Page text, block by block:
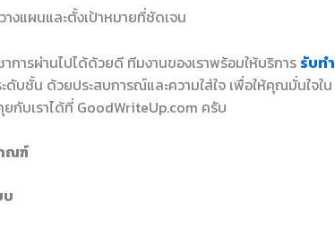
งแผนและตั้งเป้าหมายที่ชัดเจน
ารผ่านไปได้ด้วยดี ทีมงานของเราพร้อมให้บริการ รับทำ
ดับชั้น ด้วยประสบการณ์และความใส่ใจ เพื่อให้คุณมั่นใจใน
บเราได้ที่ GoodWriteUp.com ครับ
ณฑ์
บ